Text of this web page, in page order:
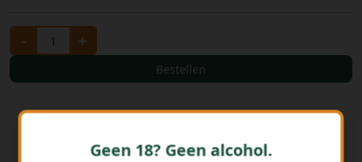
- +
Bestellen
Geen 18? Geen alcohol.